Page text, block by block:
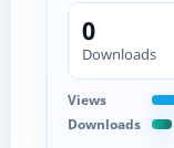
0
Downloads
Views
Downloads